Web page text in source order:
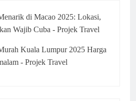
di Macao 2025: Lokasi,
Wajib Cuba - Projek Travel
Kuala Lumpur 2025 Harga
- Projek Travel